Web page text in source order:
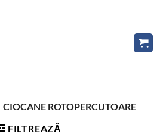
CIOCANE ROTOPERCUTOARE
FILTREAZĂ